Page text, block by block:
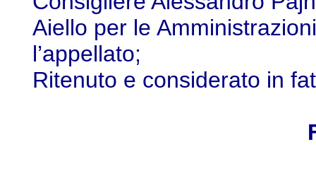
Aiello per le
l’appellato;
Ritenuto e considerato in